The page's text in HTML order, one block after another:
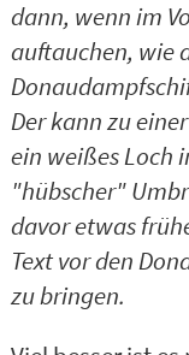
dann, wenn im
auftauchen, wie
Der kann zu
ein weißes Loch
"hübscher"
davor etwas
Text vor den
zu bringen.